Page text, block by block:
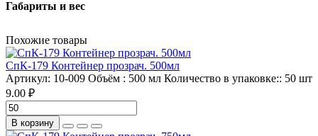
Габариты и вес
Похожие товары
СпК-179 Контейнер прозрач. 500мл
Артикул: 10-009 Объём : 500 мл Количество в упаковке:: 50 шт
9.00 ₽
В корзину